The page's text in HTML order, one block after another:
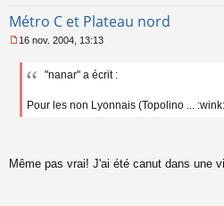
Métro C et Plateau nord
e
g
o
n
16 nov. 2004, 13:13
"nanar" a écrit :
Pour les non Lyonnais (Topolino ... :wink:
Même pas vrai! J'ai été canut dans une